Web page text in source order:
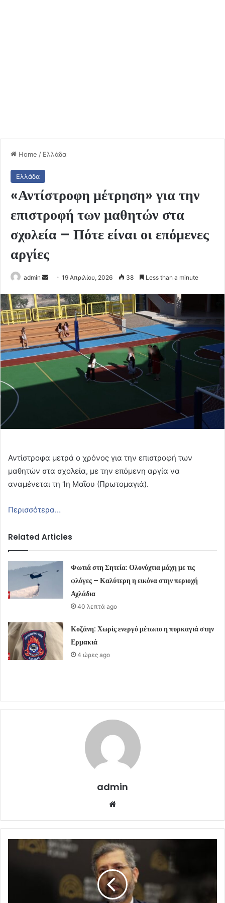
Home / Ελλάδα
Ελλάδα
«Αντίστροφη μέτρηση» για την
επιστροφή των μαθητών στα
σχολεία – Πότε είναι οι επόμενες
αργίες
admin
Send
email
19 Απριλίου, 2026 38 Less than a minute
Αντίστροφα μετρά ο χρόνος για την επιστροφή των
μαθητών στα σχολεία, με την επόμενη αργία να
αναμένεται τη 1η Μαΐου (Πρωτομαγιά).
Περισσότερα…
Related Articles
Φωτιά στη Σητεία: Ολονύχτια μάχη με τις
φλόγες – Καλύτερη η εικόνα στην περιοχή
Αχλάδια
40 λεπτά ago
Κοζάνη: Χωρίς ενεργό μέτωπο η πυρκαγιά στην
Ερμακιά
4 ώρες ago
admin